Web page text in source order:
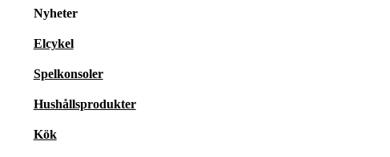
Nyheter
Elcykel
Spelkonsoler
Hushållsprodukter
Kök